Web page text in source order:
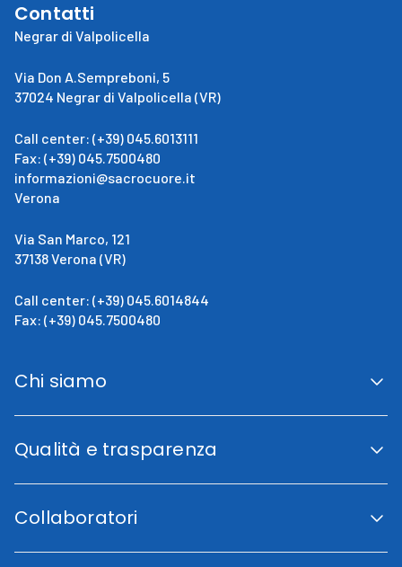
Contatti
Negrar di Valpolicella
Via Don A.Sempreboni, 5
37024 Negrar di Valpolicella (VR)
Call center: (+39) 045.6013111
Fax: (+39) 045.7500480
informazioni@sacrocuore.it
Verona
Via San Marco, 121
37138 Verona (VR)
Call center: (+39) 045.6014844
Fax: (+39) 045.7500480
Chi siamo
San Giovanni Calabria
La direzione
Qualità e trasparenza
Accreditamento Regionale
Indicatori di qualità
Codice etico
Collaboratori
Lavora con noi